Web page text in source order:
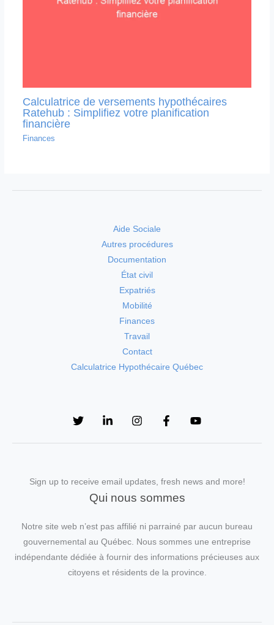
Calculatrice de versements hypothécaires
Ratehub : Simplifiez votre planification
financière
Finances
Aide Sociale
Autres procédures
Documentation
État civil
Expatriés
Mobilité
Finances
Travail
Contact
Calculatrice Hypothécaire Québec
Sign up to receive email updates, fresh news and more!
Qui nous sommes
Notre site web n’est pas affilié ni parrainé par aucun bureau
gouvernemental au Québec. Nous sommes une entreprise
indépendante dédiée à fournir des informations précieuses aux
citoyens et résidents de la province.